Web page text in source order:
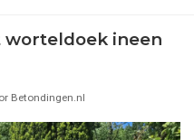
worteldoek ineen
Betondingen.nl